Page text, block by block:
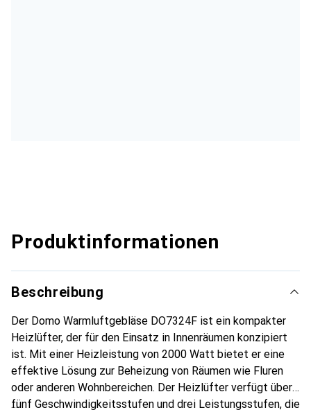
Produktinformationen
Beschreibung
Der Domo Warmluftgebläse DO7324F ist ein kompakter
Heizlüfter, der für den Einsatz in Innenräumen konzipiert
ist. Mit einer Heizleistung von 2000 Watt bietet er eine
effektive Lösung zur Beheizung von Räumen wie Fluren
oder anderen Wohnbereichen. Der Heizlüfter verfügt über
fünf Geschwindigkeitsstufen und drei Leistungsstufen, die